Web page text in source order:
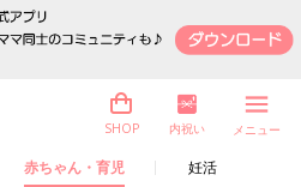
赤ちゃん・育児 妊活
SHOP 内祝い メニュー